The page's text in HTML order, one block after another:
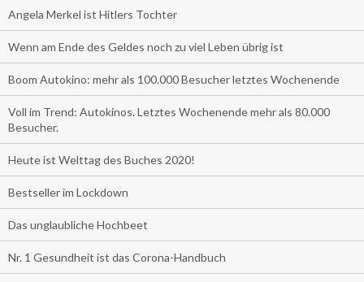
Angela Merkel ist Hitlers Tochter
Wenn am Ende des Geldes noch zu viel Leben übrig ist
Boom Autokino: mehr als 100.000 Besucher letztes Wochenende
Voll im Trend: Autokinos. Letztes Wochenende mehr als 80.000
Besucher.
Heute ist Welttag des Buches 2020!
Bestseller im Lockdown
Das unglaubliche Hochbeet
Nr. 1 Gesundheit ist das Corona-Handbuch